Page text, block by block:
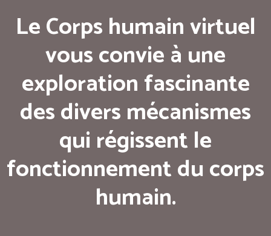
Le Corps humain virtuel
vous convie à une
exploration fascinante
des divers mécanismes
qui régissent le
fonctionnement du corps
humain.